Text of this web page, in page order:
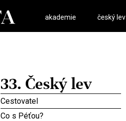
akademie český lev
33. Český lev
Cestovatel
Co s Péťou?